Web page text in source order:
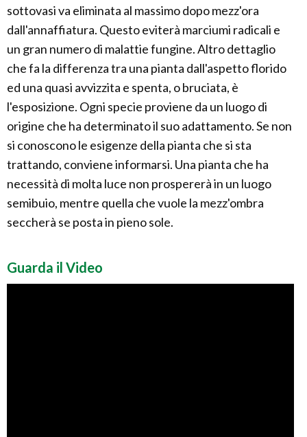
sottovasi va eliminata al massimo dopo mezz'ora
dall'annaffiatura. Questo eviterà marciumi radicali e
un gran numero di malattie fungine. Altro dettaglio
che fa la differenza tra una pianta dall'aspetto florido
ed una quasi avvizzita e spenta, o bruciata, è
l'esposizione. Ogni specie proviene da un luogo di
origine che ha determinato il suo adattamento. Se non
si conoscono le esigenze della pianta che si sta
trattando, conviene informarsi. Una pianta che ha
necessità di molta luce non prospererà in un luogo
semibuio, mentre quella che vuole la mezz'ombra
seccherà se posta in pieno sole.
Guarda il Video